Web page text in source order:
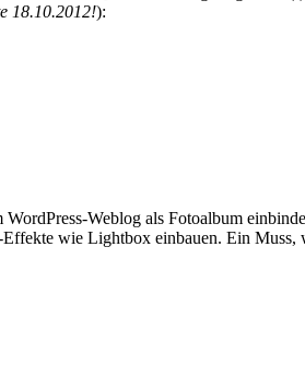
18.10.2012!):
Weblog als Fotoalbum
wie Lightbox einbauen. Ein Muss,